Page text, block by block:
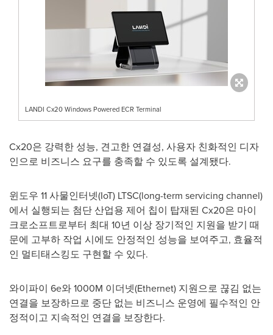
LANDI Cx20 Windows Powered ECR Terminal
Cx20은 강력한 성능, 견고한 연결성, 사용자 친화적인 디자
인으로 비즈니스 요구를 충족할 수 있도록 설계됐다.
윈도우 11 사물인터넷(IoT) LTSC(long-term servicing channel)
에서 실행되는 첨단 산업용 제어 칩이 탑재된 Cx20은 마이
크로소프트로부터 최대 10년 이상 장기적인 지원을 받기 때
문에 고부하 작업 시에도 안정적인 성능을 보여주고, 효율적
인 멀티태스킹도 구현할 수 있다.
와이파이 6e와1000M 이더넷(Ethernet) 지원으로 끊김 없는
연결을 보장하므로 중단 없는 비즈니스 운영에 필수적인 안
정적이고 지속적인 연결을 보장한다.